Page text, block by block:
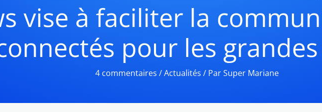
vise à faciliter la
pour les
4 commentaires /Actualités / ParSuper Mariane